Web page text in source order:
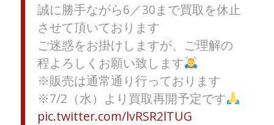
誠に勝手ながら6／30まで買取を休止
させて頂いております
ご迷惑をお掛けしますが、ご理解の
程よろしくお願い致します
※販売は通常通り行っております
※7/2（水）より買取再開予定です
pic.twitter.com/lvRSR2lTUG